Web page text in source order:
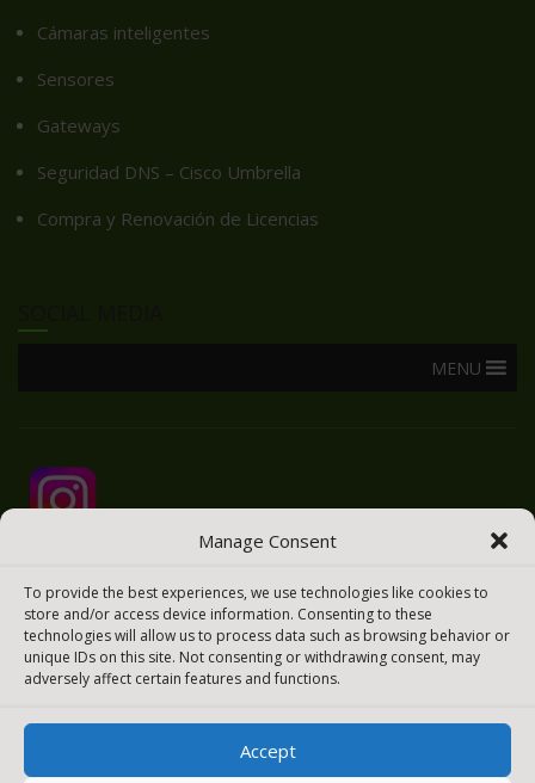
Manage Consent
To provide the best experiences, we use technologies like cookies to
store and/or access device information. Consenting to these
technologies will allow us to process data such as browsing behavior or
unique IDs on this site. Not consenting or withdrawing consent, may
adversely affect certain features and functions.
Accept
Cámaras inteligentes
Sensores
Gateways
Seguridad DNS – Cisco Umbrella
Compra y Renovación de Licencias
MENU